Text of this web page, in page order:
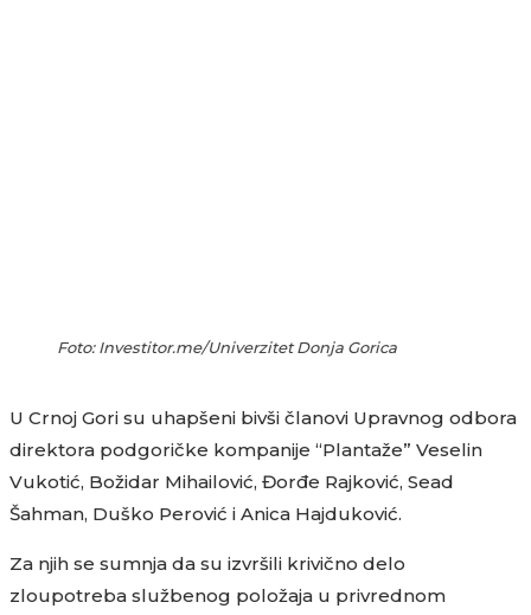
Foto: Investitor.me/Univerzitet Donja Gorica
U Crnoj Gori su uhapšeni bivši članovi Upravnog odbora
direktora podgoričke kompanije “Plantaže” Veselin
Vukotić, Božidar Mihailović, Đorđe Rajković, Sead
Šahman, Duško Perović i Anica Hajduković.
Za njih se sumnja da su izvršili krivično delo
zloupotreba službenog položaja u privrednom